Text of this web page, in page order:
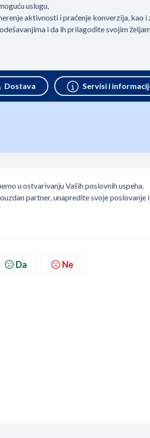
u ostvarivanju Vaših poslovnih uspeha.
partner, unapredite svoje poslovanje i
Da Ne